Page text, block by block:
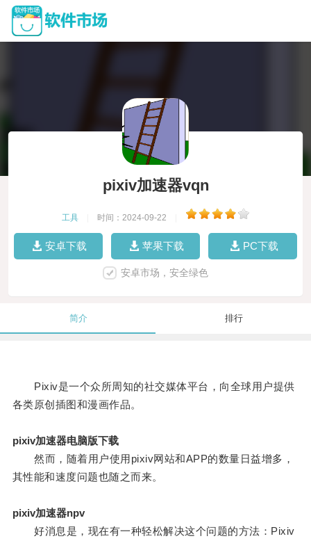
pixiv加速器vqn
工具 时间：2024-09-22
安卓下载 苹果下载 PC下载
安卓市场，安全绿色
简介 排行
Pixiv是一个众所周知的社交媒体平台，向全球用户提供
各类原创插图和漫画作品。
pixiv加速器电脑版下载
然而，随着用户使用pixiv网站和APP的数量日益增多，
其性能和速度问题也随之而来。
pixiv加速器npv
好消息是，现在有一种轻松解决这个问题的方法：Pixiv